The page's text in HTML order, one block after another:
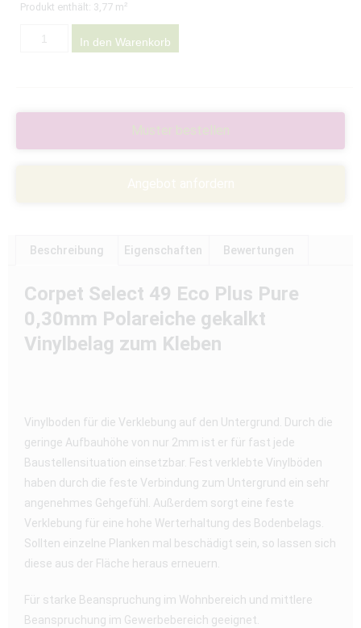
Produkt enthält: 3,77 m²
In den Warenkorb
Beschreibung Eigenschaften Bewertungen
Corpet Select 49 Eco Plus Pure
0,30mm Polareiche gekalkt
Vinylbelag zum Kleben
Vinylboden für die Verklebung auf den Untergrund. Durch die
geringe Aufbauhöhe von nur 2mm ist er für fast jede
Baustellensituation einsetzbar. Fest verklebte Vinylböden
haben durch die feste Verbindung zum Untergrund ein sehr
angenehmes Gehgefühl. Außerdem sorgt eine feste
Verklebung für eine hohe Werterhaltung des Bodenbelags.
Sollten einzelne Planken mal beschädigt sein, so lassen sich
diese aus der Fläche heraus erneuern.
Für starke Beanspruchung im Wohnbereich und mittlere
Beanspruchung im Gewerbebereich geeignet.